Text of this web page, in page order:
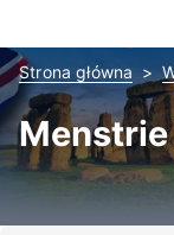
Strona główna